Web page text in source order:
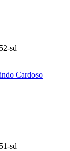
sd
Cardoso
sd